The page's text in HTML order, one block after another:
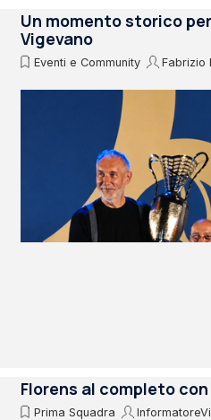
Un momento storico
Vigevano
Eventi e Community Fabrizio
Florens al completo
Prima Squadra